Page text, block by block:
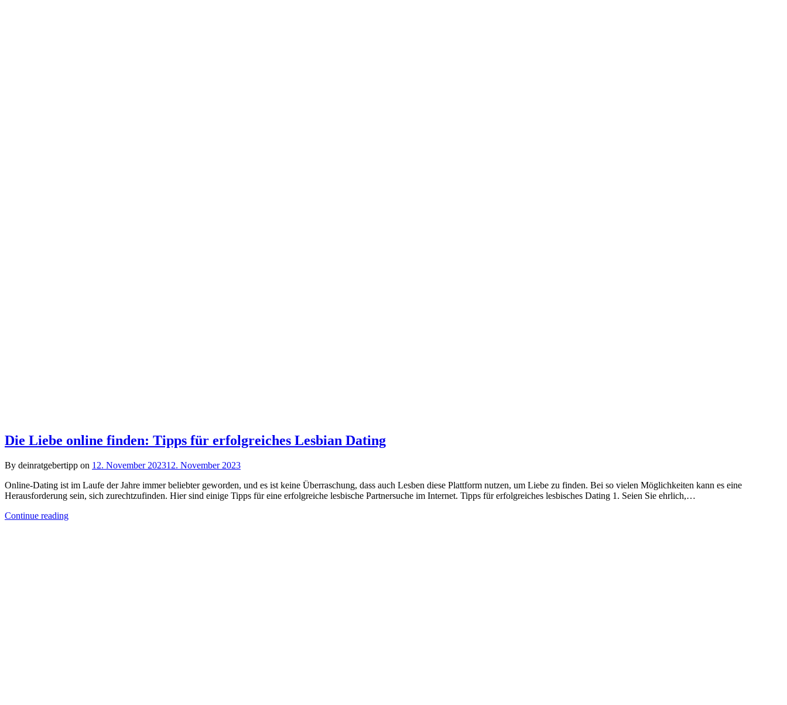
Die Liebe online finden: Tipps für erfolgreiches Lesbian Dating
By deinratgebertipp on 12. November 202312. November 2023
Online-Dating ist im Laufe der Jahre immer beliebter geworden, und es ist keine Überraschung, dass auch Lesben diese Plattform nutzen, um Liebe zu finden. Bei so vielen Möglichkeiten kann es eine
Herausforderung sein, sich zurechtzufinden. Hier sind einige Tipps für eine erfolgreiche lesbische Partnersuche im Internet. Tipps für erfolgreiches lesbisches Dating 1. Seien Sie ehrlich,…
Continue reading